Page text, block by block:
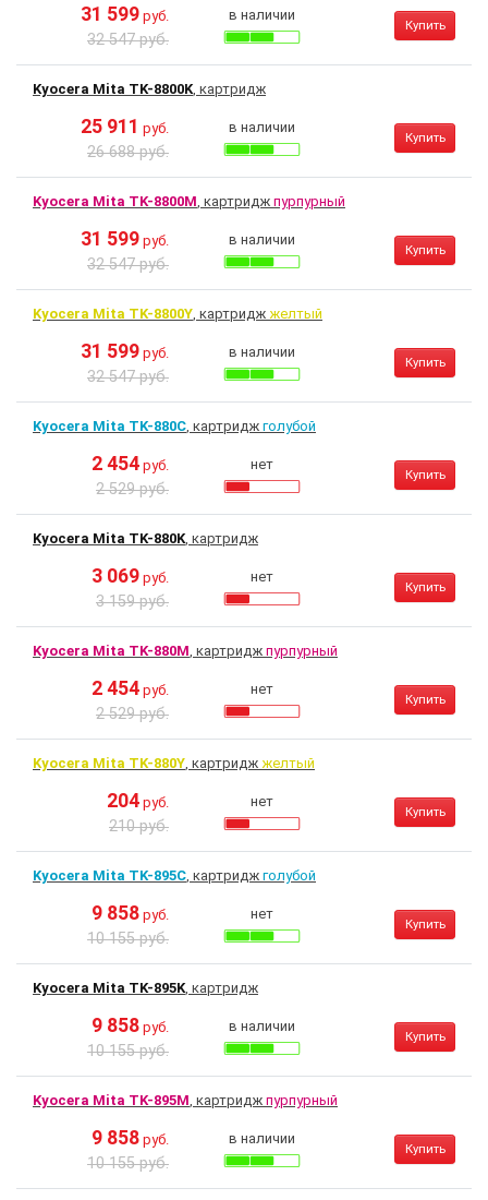
31 599 руб.
32 547 руб.
в наличии
Купить
Kyocera Mita TK-8800K, картридж
25 911 руб.
26 688 руб.
в наличии
Купить
Kyocera Mita TK-8800M, картридж пурпурный
31 599 руб.
32 547 руб.
в наличии
Купить
Kyocera Mita TK-8800Y, картридж желтый
31 599 руб.
32 547 руб.
в наличии
Купить
Kyocera Mita TK-880C, картридж голубой
2 454 руб.
2 529 руб.
нет
Купить
Kyocera Mita TK-880K, картридж
3 069 руб.
3 159 руб.
нет
Купить
Kyocera Mita TK-880M, картридж пурпурный
2 454 руб.
2 529 руб.
нет
Купить
Kyocera Mita TK-880Y, картридж желтый
204 руб.
210 руб.
нет
Купить
Kyocera Mita TK-895C, картридж голубой
9 858 руб.
10 155 руб.
нет
Купить
Kyocera Mita TK-895K, картридж
9 858 руб.
10 155 руб.
в наличии
Купить
Kyocera Mita TK-895M, картридж пурпурный
9 858 руб.
10 155 руб.
в наличии
Купить